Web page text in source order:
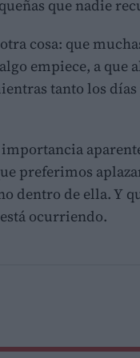
que nadie
cosa: que
empiece, a que
tanto los
importancia
preferimos
dentro de ella. Y
ocurriendo.